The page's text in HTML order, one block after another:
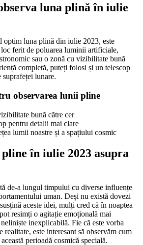
luna plină în iulie
optim luna plină din iulie 2023, este
loc ferit de poluarea luminii artificiale,
sau o zonă cu vizibilitate bună
completă, puteți folosi și un telescop
lunare.
observarea lunii pline
bună către cer
pentru detalii mai clare
lumii noastre și a spațiului cosmic
în iulie 2023 asupra
de-a lungul timpului cu diverse influențe
uman. Deși nu există dovezi
aceste idei, mulți cred că în noaptea
resimți o agitație emoțională mai
inexplicabilă. Fie că este vorba
realitate, este interesant să observăm cum
perioadă cosmică specială.